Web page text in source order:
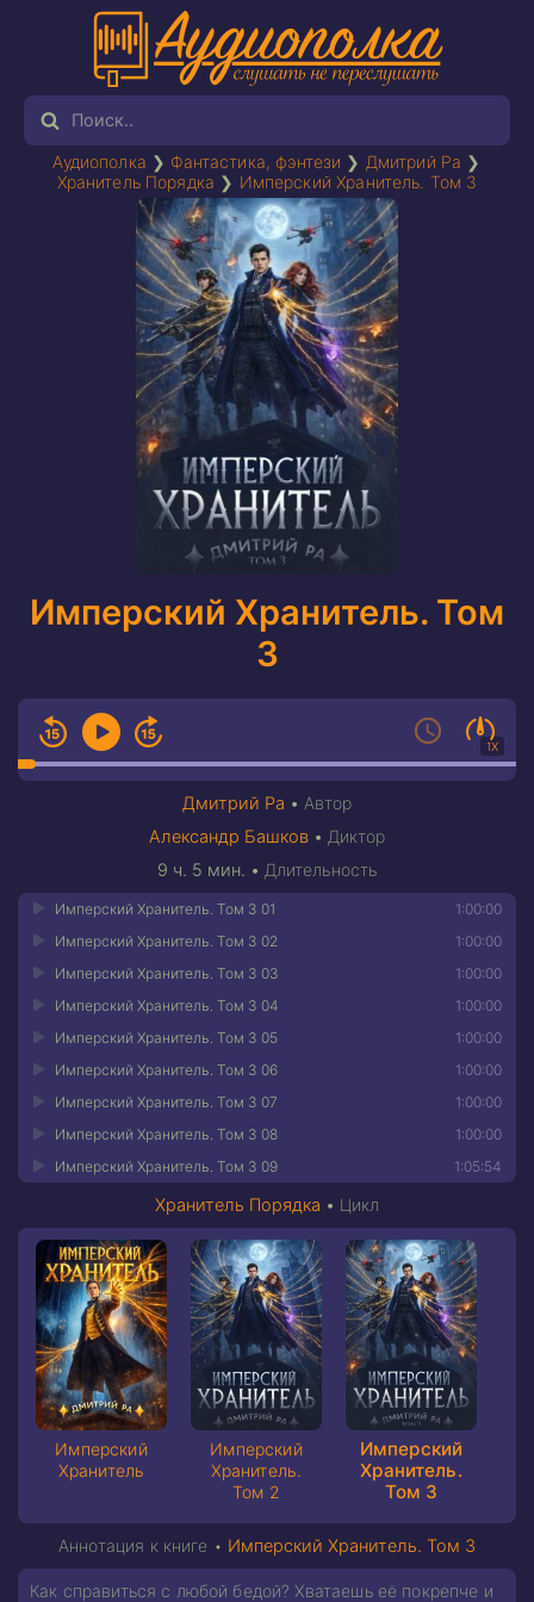
Аудиополка ❯ Фантастика, фэнтези ❯ Дмитрий Ра ❯
Хранитель Порядка ❯ Имперский Хранитель. Том 3
Имперский Хранитель. Том
3
1X
Дмитрий Ра • Автор
Александр Башков • Диктор
9 ч. 5 мин. • Длительность
1:00:00
Имперский Хранитель. Том 3 01
1:00:00
Имперский Хранитель. Том 3 02
1:00:00
Имперский Хранитель. Том 3 03
1:00:00
Имперский Хранитель. Том 3 04
1:00:00
Имперский Хранитель. Том 3 05
1:00:00
Имперский Хранитель. Том 3 06
1:00:00
Имперский Хранитель. Том 3 07
1:00:00
Имперский Хранитель. Том 3 08
1:05:54
Имперский Хранитель. Том 3 09
Хранитель Порядка • Цикл
Имперский
Хранитель
Имперский
Хранитель.
Том 2
Имперский
Хранитель.
Том 3
Аннотация к книге • Имперский Хранитель. Том 3
Как справиться с любой бедой? Хватаешь её покрепче и